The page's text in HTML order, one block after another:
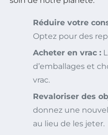
Réduire votre
Optez pour des
Acheter en vrac :
d’emballages et
vrac.
Revaloriser des
donnez une
au lieu de les jeter.